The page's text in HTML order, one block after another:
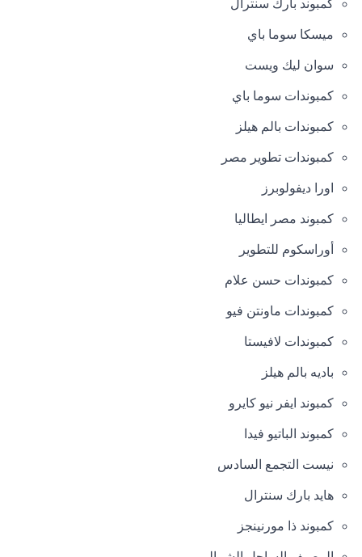
كمبوند بارك سنترال
ميسكا سوما باي
سوان ليك ويست
كمبوندات سوما باي
كمبوندات بالم هيلز
كمبوندات تطوير مصر
اورا ديفولوبرز
كمبوند مصر ايطاليا
أوراسكوم للتطوير
كمبوندات حسن علام
كمبوندات ماونتن فيو
كمبوندات لافيستا
باديه بالم هيلز
كمبوند ايفر نيو كايرو
كمبوند الباتيو فيدا
نيست التجمع السادس
هايد بارك سنترال
كمبوند ذا مورنينجز